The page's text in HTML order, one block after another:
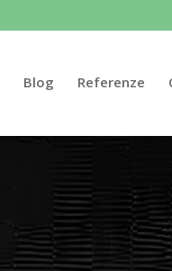
Blog Referenze